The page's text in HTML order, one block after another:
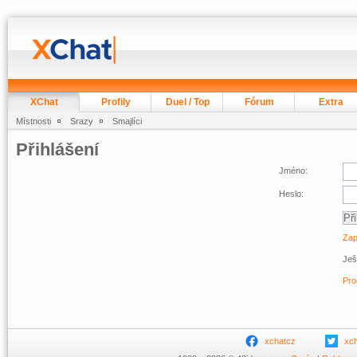
XChat Profily Duel / Top Fórum Extra
Místnosti Srazy Smajlíci
Přihlášení
Jméno:
Heslo:
xchatcz